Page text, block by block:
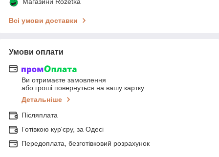
Всі умови доставки
Умови оплати
Ви отримаєте замовлення
або гроші повернуться на вашу картку
Детальніше
Післяплата
Готівкою кур'єру, за Одесі
Передоплата, безготівковий розрахунок